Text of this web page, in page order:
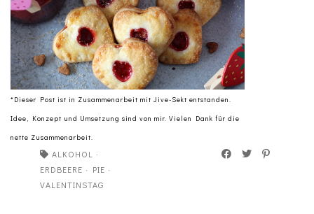
*Dieser Post ist in Zusammenarbeit mit Jive-Sekt entstanden.
Idee, Konzept und Umsetzung sind von mir. Vielen Dank für die
nette Zusammenarbeit.
ALKOHOL ·
ERDBEERE · PIE ·
VALENTINSTAG